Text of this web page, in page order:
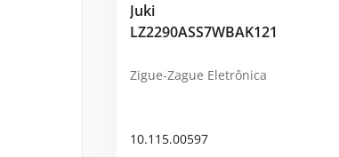
Juki
LZ2290ASS7WBAK121
Zigue-Zague Eletrônica
10.115.00597